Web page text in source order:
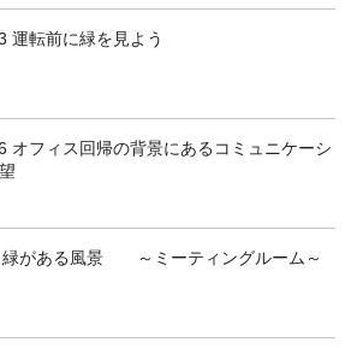
運転前に緑を見よう
オフィス回帰の背景にあるコミュニケーシ
緑がある風景 ～ミーティングルーム～